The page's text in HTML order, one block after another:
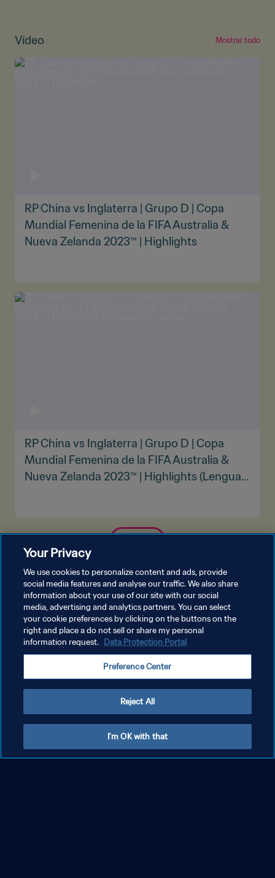
Vídeo Mostrar todo
RP China vs Inglaterra | Grupo D | Copa
Mundial Femenina de la FIFA Australia &
Nueva Zelanda 2023™ | Highlights
RP China vs Inglaterra | Grupo D | Copa
Mundial Femenina de la FIFA Australia &
Nueva Zelanda 2023™ | Highlights (Lengua
Your Privacy
We use cookies to personalize content and ads, provide
social media features and analyse our traffic. We also share
information about your use of our site with our social
media, advertising and analytics partners. You can select
your cookie preferences by clicking on the buttons on the
right and place a do not sell or share my personal
information request. Data Protection Portal
Preference Center
Reject All
I'm OK with that